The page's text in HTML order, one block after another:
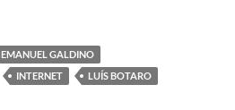
EMANUEL GALDINO
INTERNET
LUÍS BOTARO